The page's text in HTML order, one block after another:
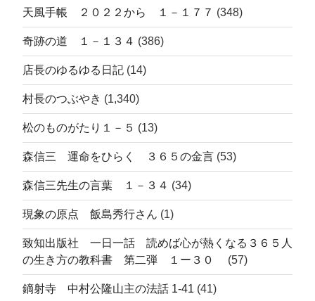
天風手帳 ２０２２から １－１７７ (348)
奇跡の道 １－１３４ (386)
店長のゆるゆる日記 (14)
村長のつぶやき (1,340)
松のものがたり１－５ (13)
森信三 運命をひらく ３６５の金言 (53)
森信三先生の言葉 １－３４ (34)
現象の原点 飯島秀行さん (1)
致知出版社 一日一話 読めば心が熱くなる３６５人
の生き方の教科書 第二弾 １ー３０
(57)
鏑射寺 中村公隆山主の法話 1-41 (41)